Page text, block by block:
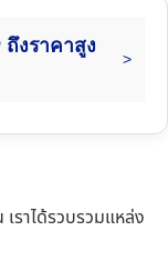
ถึงราคาสูง
ราได้รวบรวมแหล่ง